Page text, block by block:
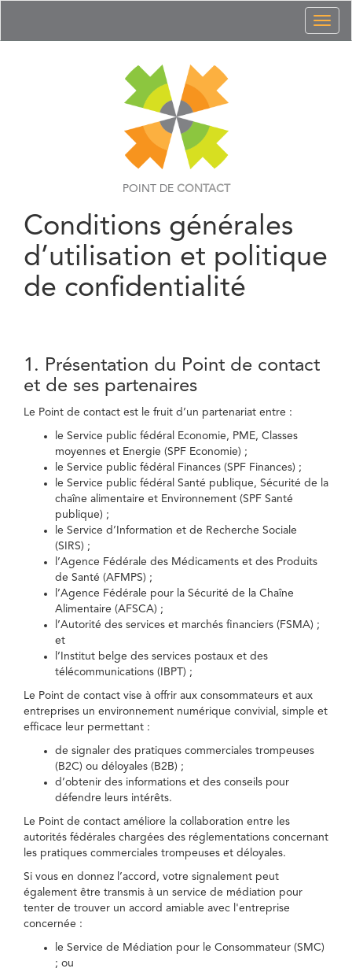
POINT DE CONTACT
Conditions générales
d’utilisation et politique
de confidentialité
1. Présentation du Point de contact
et de ses partenaires
Le Point de contact est le fruit d’un partenariat entre :
le Service public fédéral Economie, PME, Classes
moyennes et Energie (SPF Economie) ;
le Service public fédéral Finances (SPF Finances) ;
le Service public fédéral Santé publique, Sécurité de la
chaîne alimentaire et Environnement (SPF Santé
publique) ;
le Service d’Information et de Recherche Sociale
(SIRS) ;
l’Agence Fédérale des Médicaments et des Produits
de Santé (AFMPS) ;
l’Agence Fédérale pour la Sécurité de la Chaîne
Alimentaire (AFSCA) ;
l’Autorité des services et marchés financiers (FSMA) ;
et
l’Institut belge des services postaux et des
télécommunications (IBPT) ;
Le Point de contact vise à offrir aux consommateurs et aux
entreprises un environnement numérique convivial, simple et
efficace leur permettant :
de signaler des pratiques commerciales trompeuses
(B2C) ou déloyales (B2B) ;
d’obtenir des informations et des conseils pour
défendre leurs intérêts.
Le Point de contact améliore la collaboration entre les
autorités fédérales chargées des réglementations concernant
les pratiques commerciales trompeuses et déloyales.
Si vous en donnez l’accord, votre signalement peut
également être transmis à un service de médiation pour
tenter de trouver un accord amiable avec l'entreprise
concernée :
le Service de Médiation pour le Consommateur (SMC)
; ou